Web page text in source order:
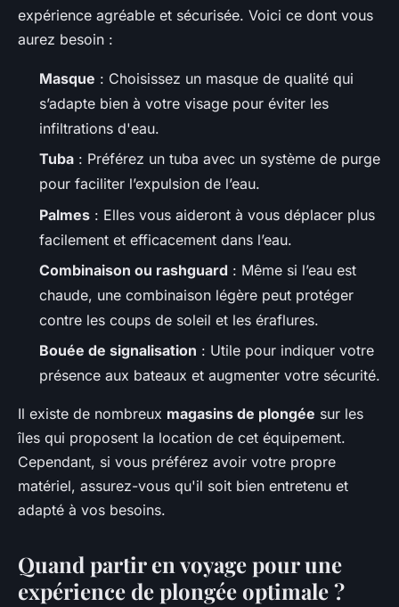
expérience agréable et sécurisée. Voici ce dont vous
aurez besoin :
Masque : Choisissez un masque de qualité qui
s’adapte bien à votre visage pour éviter les
infiltrations d'eau.
Tuba : Préférez un tuba avec un système de purge
pour faciliter l’expulsion de l’eau.
Palmes : Elles vous aideront à vous déplacer plus
facilement et efficacement dans l’eau.
Combinaison ou rashguard : Même si l’eau est
chaude, une combinaison légère peut protéger
contre les coups de soleil et les éraflures.
Bouée de signalisation : Utile pour indiquer votre
présence aux bateaux et augmenter votre sécurité.
Il existe de nombreux magasins de plongée sur les
îles qui proposent la location de cet équipement.
Cependant, si vous préférez avoir votre propre
matériel, assurez-vous qu'il soit bien entretenu et
adapté à vos besoins.
Quand partir en voyage pour une
expérience de plongée optimale ?